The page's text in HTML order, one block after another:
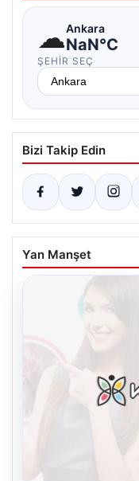
☁Ankara
NaN°C
ŞEHIR SEÇ
Bizi Takip Edin
Yan Manşet